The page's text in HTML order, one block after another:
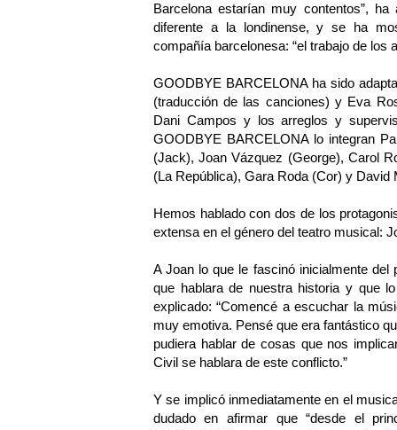
Barcelona estarían muy contentos”,
diferente a la londinense, y se ha
compañía barcelonesa: “el trabajo de los
GOODBYE BARCELONA ha sido
(traducción de las canciones) y Eva
Dani Campos y los arreglos y
GOODBYE BARCELONA lo integran
(Jack), Joan Vázquez (George), Carol
(La República), Gara Roda (Cor) y David
Hemos hablado con dos de los
extensa en el género del teatro musical:
A Joan lo que le fascinó inicialmente
que hablara de nuestra historia y que
explicado: “Comencé a escuchar la
muy emotiva. Pensé que era fantástico
pudiera hablar de cosas que nos
Civil se hablara de este conflicto.”
Y se implicó inmediatamente en el
dudado en afirmar que “desde el